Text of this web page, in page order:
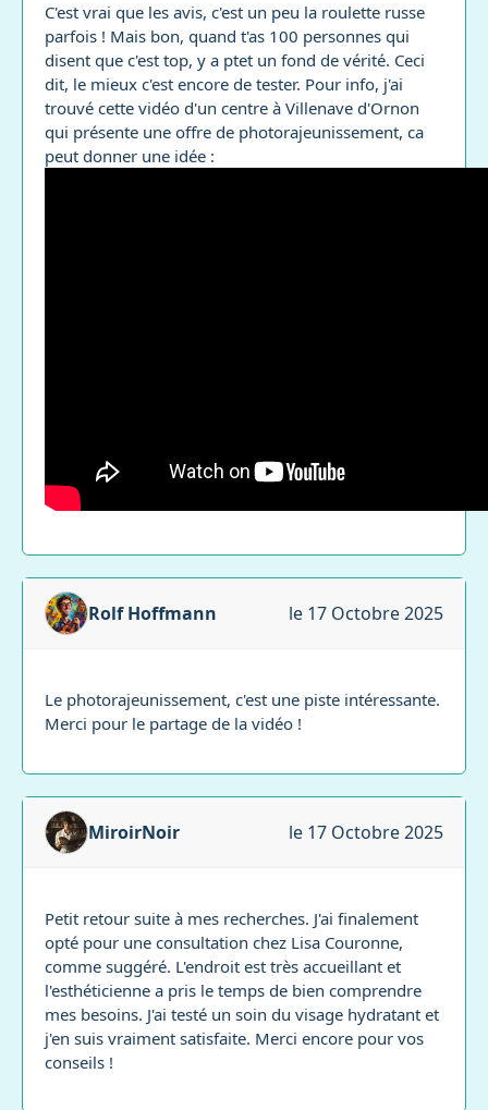
C'est vrai que les avis, c'est un peu la roulette russe
parfois ! Mais bon, quand t'as 100 personnes qui
disent que c'est top, y a ptet un fond de vérité. Ceci
dit, le mieux c'est encore de tester. Pour info, j'ai
trouvé cette vidéo d'un centre à Villenave d'Ornon
qui présente une offre de photorajeunissement, ca
peut donner une idée :
Rolf Hoffmann le 17 Octobre 2025
Le photorajeunissement, c'est une piste intéressante.
Merci pour le partage de la vidéo !
MiroirNoir le 17 Octobre 2025
Petit retour suite à mes recherches. J'ai finalement
opté pour une consultation chez Lisa Couronne,
comme suggéré. L'endroit est très accueillant et
l'esthéticienne a pris le temps de bien comprendre
mes besoins. J'ai testé un soin du visage hydratant et
j'en suis vraiment satisfaite. Merci encore pour vos
conseils !